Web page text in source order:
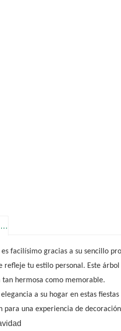
Detalles de producto
facilísimo gracias a su sencillo
refleje tu estilo personal. Este
tan hermosa como memorable.
a su hogar en estas
para una experiencia de